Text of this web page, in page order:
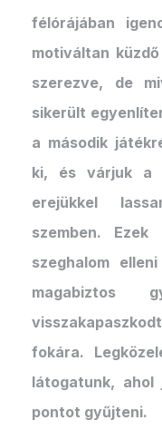
félórájában
motiváltan
szerezve, de
sikerült
a második
ki, és várjuk a
erejükkel
szemben.
szeghalom
magabiztos
fokára.
látogatunk,
pontot gyűjteni.